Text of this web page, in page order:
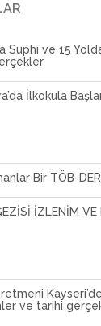
Suphi ve 15
İlkokula
Bir TÖB-DER
İZLENİM VE
ve tarihi